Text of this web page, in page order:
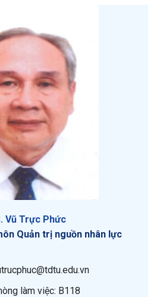
Vũ Trực Phức
Quản trị nguồn nhân lực
làm việc: B118